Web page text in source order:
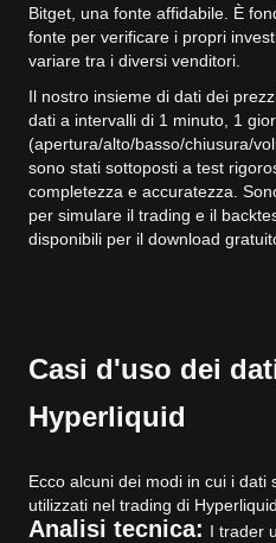
Bitget, una fonte affidabile. È
fonte per verificare i propri
variare tra i diversi venditori.
Il nostro insieme di dati dei
dati a intervalli di 1 minuto, 1
(apertura/alto/basso/chiusura/
sono stati sottoposti a test
completezza e accuratezza.
per simulare il trading e il
disponibili per il download
Casi d'uso dei
Hyperliquid
Ecco alcuni dei modi in cui i dati
utilizzati nel trading di
Analisi tecnica: I trader